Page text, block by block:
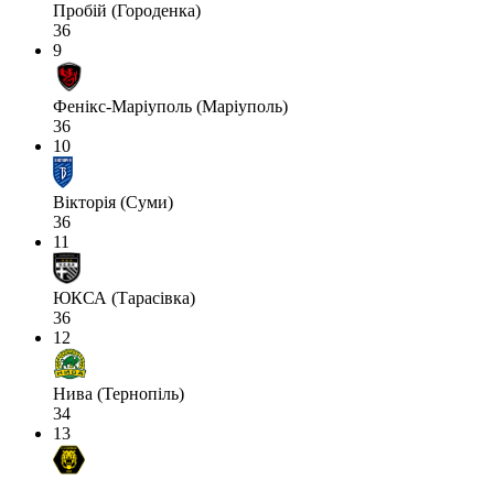
Пробій (Городенка)
36
9
Фенікс-Маріуполь (Маріуполь)
36
10
Вікторія (Суми)
36
11
ЮКСА (Тарасівка)
36
12
Нива (Тернопіль)
34
13